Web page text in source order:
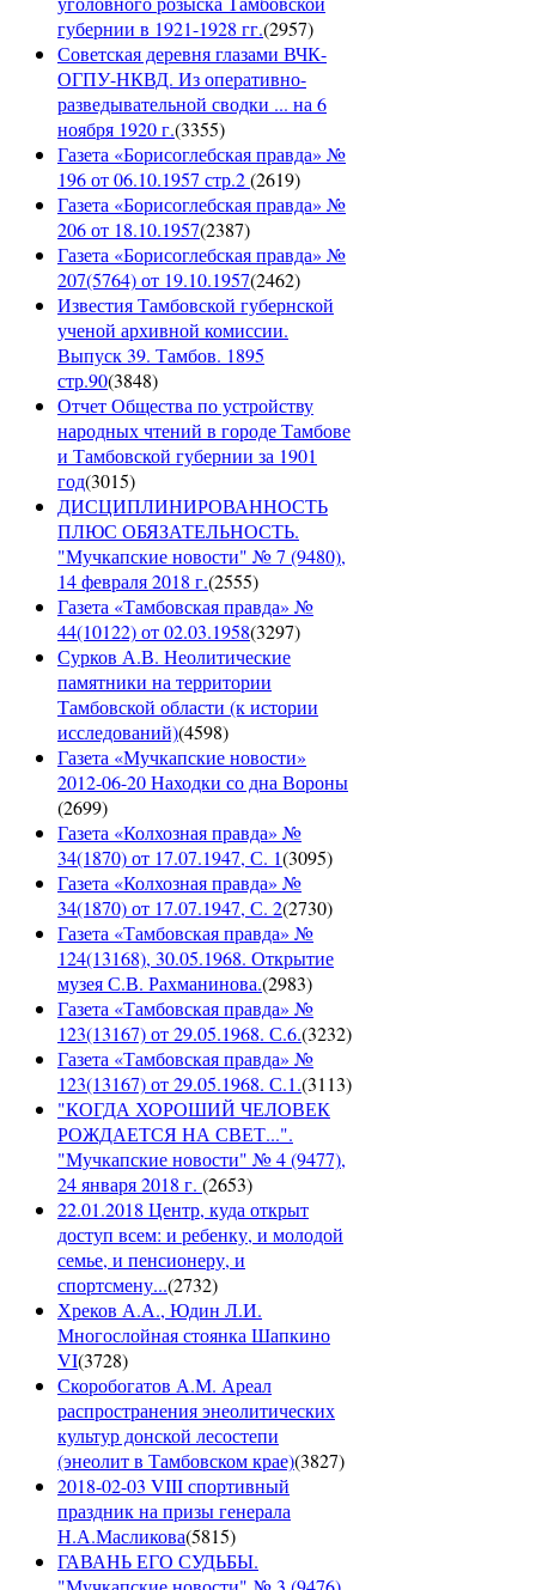
губернии в 1921-1928 гг.(2957)
Советская деревня глазами ВЧК-
ОГПУ-НКВД. Из оперативно-
разведывательной сводки ... на 6
ноября 1920 г.(3355)
Газета «Борисоглебская правда» №
196 от 06.10.1957 стр.2(2619)
Газета «Борисоглебская правда» №
206 от 18.10.1957(2387)
Газета «Борисоглебская правда» №
207(5764) от 19.10.1957(2462)
Известия Тамбовской губернской
ученой архивной комиссии.
Выпуск 39. Тамбов. 1895
стр.90(3848)
Отчет Общества по устройству
народных чтений в городе Тамбове
и Тамбовской губернии за 1901
год(3015)
ДИСЦИПЛИНИРОВАННОСТЬ
ПЛЮС ОБЯЗАТЕЛЬНОСТЬ.
"Мучкапские новости" № 7 (9480),
14 февраля 2018 г.(2555)
Газета «Тамбовская правда» №
44(10122) от 02.03.1958(3297)
Сурков А.В. Неолитические
памятники на территории
Тамбовской области (к истории
исследований)(4598)
Газета «Мучкапские новости»
2012-06-20 Находки со дна Вороны
(2699)
Газета «Колхозная правда» №
34(1870) от 17.07.1947, С. 1(3095)
Газета «Колхозная правда» №
34(1870) от 17.07.1947, С. 2(2730)
Газета «Тамбовская правда» №
124(13168), 30.05.1968. Открытие
музея С.В. Рахманинова.(2983)
Газета «Тамбовская правда» №
123(13167) от 29.05.1968. С.6.(3232)
Газета «Тамбовская правда» №
123(13167) от 29.05.1968. С.1.(3113)
"КОГДА ХОРОШИЙ ЧЕЛОВЕК
РОЖДАЕТСЯ НА СВЕТ...".
"Мучкапские новости" № 4 (9477),
24 января 2018 г. (2653)
22.01.2018 Центр, куда открыт
доступ всем: и ребенку, и молодой
семье, и пенсионеру, и
спортсмену...(2732)
Хреков А.А., Юдин Л.И.
Многослойная стоянка Шапкино
VI(3728)
Скоробогатов А.М. Ареал
распространения энеолитических
культур донской лесостепи
(энеолит в Тамбовском крае)(3827)
2018-02-03 VIII спортивный
праздник на призы генерала
Н.А.Масликова(5815)
ГАВАНЬ ЕГО СУДЬБЫ.